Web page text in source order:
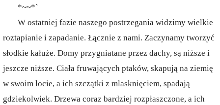
*~~*`
W ostatniej fazie naszego postrzegania widzimy wielkie
roztapianie i zapadanie. Łącznie z nami. Zaczynamy tworzyć
słodkie kałuże. Domy przygniatane przez dachy, są niższe i
jeszcze niższe. Ciała fruwających ptaków, skapują na ziemię
w swoim locie, a ich szczątki z mlasknięciem, spadają
gdziekolwiek. Drzewa coraz bardziej rozpłaszczone, a ich